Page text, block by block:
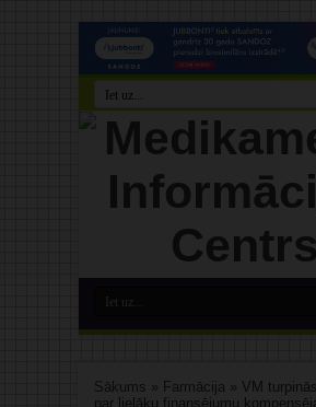
Sākums » Farmācija» VM
par lielāku finansējumu